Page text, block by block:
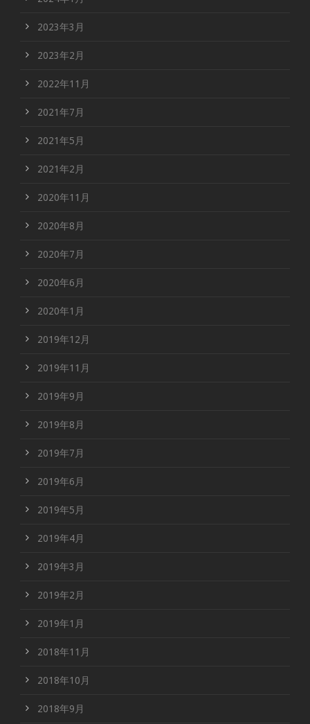
2023年3月
2023年2月
2022年11月
2021年7月
2021年5月
2021年2月
2020年11月
2020年8月
2020年7月
2020年6月
2020年1月
2019年12月
2019年11月
2019年9月
2019年8月
2019年7月
2019年6月
2019年5月
2019年4月
2019年3月
2019年2月
2019年1月
2018年11月
2018年10月
2018年9月